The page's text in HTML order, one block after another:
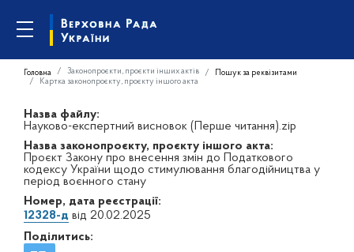
Головна Законопроєкти, проєкти інших актів
Пошук за реквізитами
Картка законопроєкту, проєкту іншого акта
Назва файлу:
Науково-експертний висновок (Перше читання).zip
Назва законопроєкту, проєкту іншого акта:
Проєкт Закону про внесення змін до Податкового
кодексу України щодо стимулювання благодійництва у
період воєнного стану
Номер, дата реєстрації:
12328-д від 20.02.2025
Поділитись: